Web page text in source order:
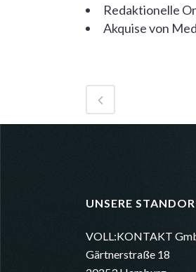
Redaktionelle
Akquise von
UNSERE
VOLL:KONTAKT
Gärtnerstraße 18